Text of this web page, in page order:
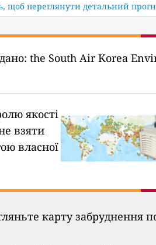
щоб переглянути детальний
the South Air Korea
якості
взяти
власної
карту забруднення